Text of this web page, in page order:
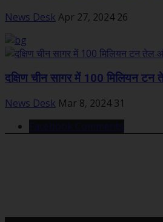
News Desk Apr 27, 2024 26
दक्षिण चीन सागर में 100 मिलियन
News Desk Mar 8, 2024 31
Facebook Comments